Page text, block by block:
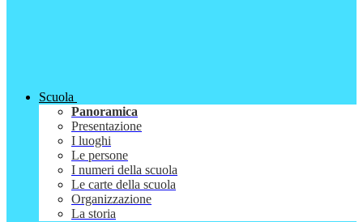
Scuola
Panoramica
Presentazione
I luoghi
Le persone
I numeri della scuola
Le carte della scuola
Organizzazione
La storia